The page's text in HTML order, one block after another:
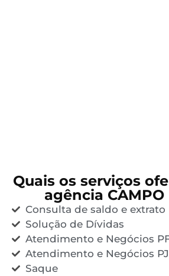
Quais os serviços
agência CAMPO
Consulta de saldo e extrato
Solução de Dívidas
Atendimento e Negócios
Atendimento e Negócios PJ
Saque